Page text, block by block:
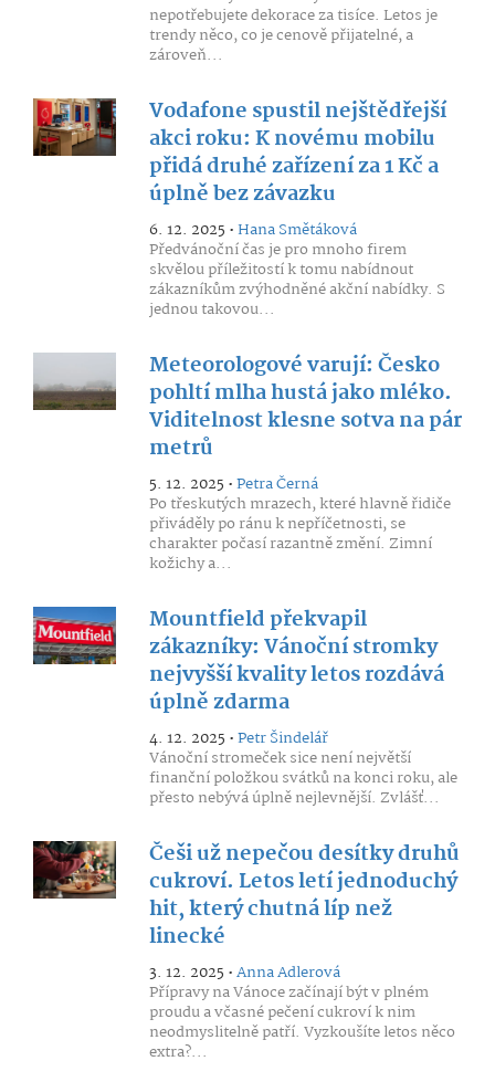
nepotřebujete dekorace za tisíce. Letos je
trendy něco, co je cenově přijatelné, a
zároveň...
Vodafone spustil nejštědřejší
akci roku: K novému mobilu
přidá druhé zařízení za 1 Kč a
úplně bez závazku
6. 12. 2025 •Hana Smětáková
Předvánoční čas je pro mnoho firem
skvělou příležitostí k tomu nabídnout
zákazníkům zvýhodněné akční nabídky. S
jednou takovou...
Meteorologové varují: Česko
pohltí mlha hustá jako mléko.
Viditelnost klesne sotva na pár
metrů
5. 12. 2025 •Petra Černá
Po třeskutých mrazech, které hlavně řidiče
přiváděly po ránu k nepříčetnosti, se
charakter počasí razantně změní. Zimní
kožichy a...
Mountfield překvapil
zákazníky: Vánoční stromky
nejvyšší kvality letos rozdává
úplně zdarma
4. 12. 2025 •Petr Šindelář
Vánoční stromeček sice není největší
finanční položkou svátků na konci roku, ale
přesto nebývá úplně nejlevnější. Zvlášť...
Češi už nepečou desítky druhů
cukroví. Letos letí jednoduchý
hit, který chutná líp než
linecké
3. 12. 2025 •Anna Adlerová
Přípravy na Vánoce začínají být v plném
proudu a včasné pečení cukroví k nim
neodmyslitelně patří. Vyzkoušíte letos něco
extra?...